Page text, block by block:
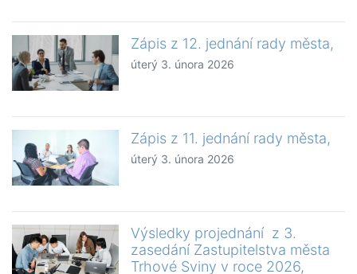
Zápis z 12. jednání rady města,
úterý 3. února 2026
Zápis z 11. jednání rady města,
úterý 3. února 2026
Výsledky projednání z 3.
zasedání Zastupitelstva města
Trhové Sviny v roce 2026,